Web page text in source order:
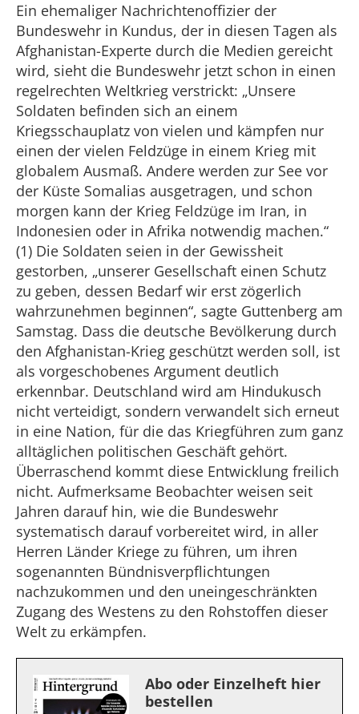
Ein ehemaliger Nachrichtenoffizier der
Bundeswehr in Kundus, der in diesen Tagen als
Afghanistan-Experte durch die Medien gereicht
wird, sieht die Bundeswehr jetzt schon in einen
regelrechten Weltkrieg verstrickt: „Unsere
Soldaten befinden sich an einem
Kriegsschauplatz von vielen und kämpfen nur
einen der vielen Feldzüge in einem Krieg mit
globalem Ausmaß. Andere werden zur See vor
der Küste Somalias ausgetragen, und schon
morgen kann der Krieg Feldzüge im Iran, in
Indonesien oder in Afrika notwendig machen.“
(1) Die Soldaten seien in der Gewissheit
gestorben, „unserer Gesellschaft einen Schutz
zu geben, dessen Bedarf wir erst zögerlich
wahrzunehmen beginnen“, sagte Guttenberg am
Samstag. Dass die deutsche Bevölkerung durch
den Afghanistan-Krieg geschützt werden soll, ist
als vorgeschobenes Argument deutlich
erkennbar. Deutschland wird am Hindukusch
nicht verteidigt, sondern verwandelt sich erneut
in eine Nation, für die das Kriegführen zum ganz
alltäglichen politischen Geschäft gehört.
Überraschend kommt diese Entwicklung freilich
nicht. Aufmerksame Beobachter weisen seit
Jahren darauf hin, wie die Bundeswehr
systematisch darauf vorbereitet wird, in aller
Herren Länder Kriege zu führen, um ihren
sogenannten Bündnisverpflichtungen
nachzukommen und den uneingeschränkten
Zugang des Westens zu den Rohstoffen dieser
Welt zu erkämpfen.
Abo oder Einzelheft hier
bestellen